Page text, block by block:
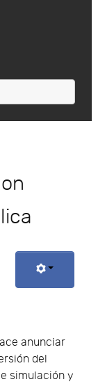
anunciar
del
simulación y